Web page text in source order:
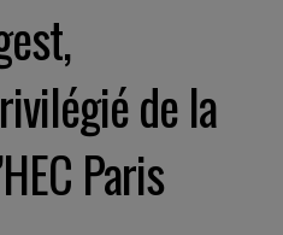
de la
Paris